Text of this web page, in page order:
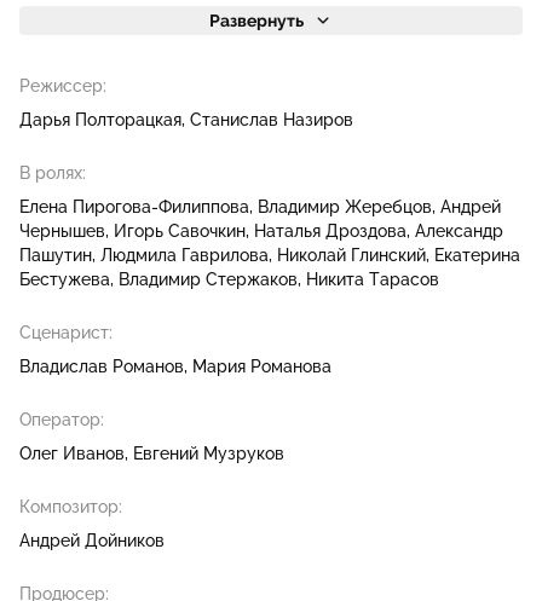
Развернуть
Режиссер:
Дарья Полторацкая Станислав Назиров
В ролях:
Елена Пирогова-Филиппова
Владимир Жеребцов Андрей
Чернышев
Игорь Савочкин Наталья Дроздова Александр
Пашутин Людмила Гаврилова Николай Глинский Екатерина
Бестужева
Владимир Стержаков Никита Тарасов
Сценарист:
Владислав Романов
Мария Романова
Оператор:
Олег Иванов
Евгений Музруков
Композитор:
Андрей Дойников
Продюсер: